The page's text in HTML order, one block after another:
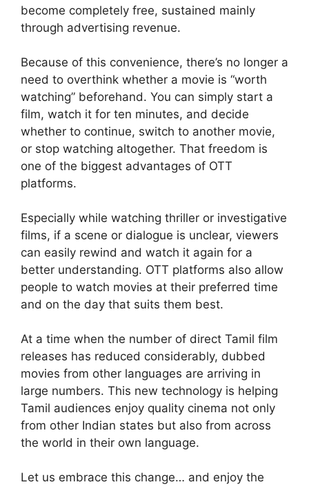
become completely free, sustained mainly
through advertising revenue.
Because of this convenience, there’s no longer a
need to overthink whether a movie is “worth
watching” beforehand. You can simply start a
film, watch it for ten minutes, and decide
whether to continue, switch to another movie,
or stop watching altogether. That freedom is
one of the biggest advantages of OTT
platforms.
Especially while watching thriller or investigative
films, if a scene or dialogue is unclear, viewers
can easily rewind and watch it again for a
better understanding. OTT platforms also allow
people to watch movies at their preferred time
and on the day that suits them best.
At a time when the number of direct Tamil film
releases has reduced considerably, dubbed
movies from other languages are arriving in
large numbers. This new technology is helping
Tamil audiences enjoy quality cinema not only
from other Indian states but also from across
the world in their own language.
Let us embrace this change… and enjoy the